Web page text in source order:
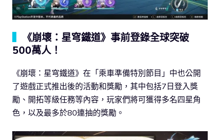
《崩壞：星穹鐵道》事前登錄全球突破
500萬人！
《崩壞：星穹鐵道》在「乘車準備特別節目」中也公開
了遊戲正式推出後的活動和獎勵，其中包括7日登入獎
勵、開拓等級任務等內容，玩家們將可獲得多名四星角
色，以及最多於80連抽的獎勵。